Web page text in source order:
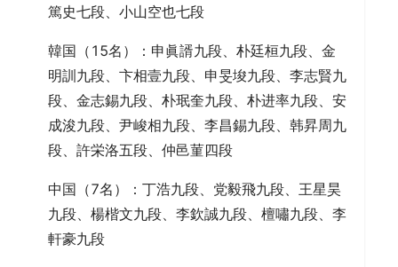
篤史七段、小山空也七段
韓国（15名）：申眞諝九段、朴廷桓九段、金
明訓九段、卞相壹九段、申旻埈九段、李志賢九
段、金志錫九段、朴珉奎九段、朴进率九段、安
成浚九段、尹峻相九段、李昌錫九段、韩昇周九
段、許栄洛五段、仲邑菫四段
中国（7名）：丁浩九段、党毅飛九段、王星昊
九段、楊楷文九段、李欽誠九段、檀嘯九段、李
軒豪九段